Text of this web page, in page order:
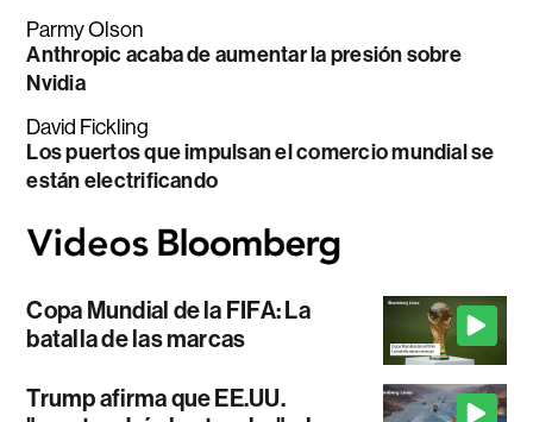
Parmy Olson
Anthropic acaba de aumentar la presión sobre
Nvidia
David Fickling
Los puertos que impulsan el comercio mundial se
están electrificando
Copa Mundial de la FIFA: La
batalla de las marcas
Trump afirma que EE.UU.